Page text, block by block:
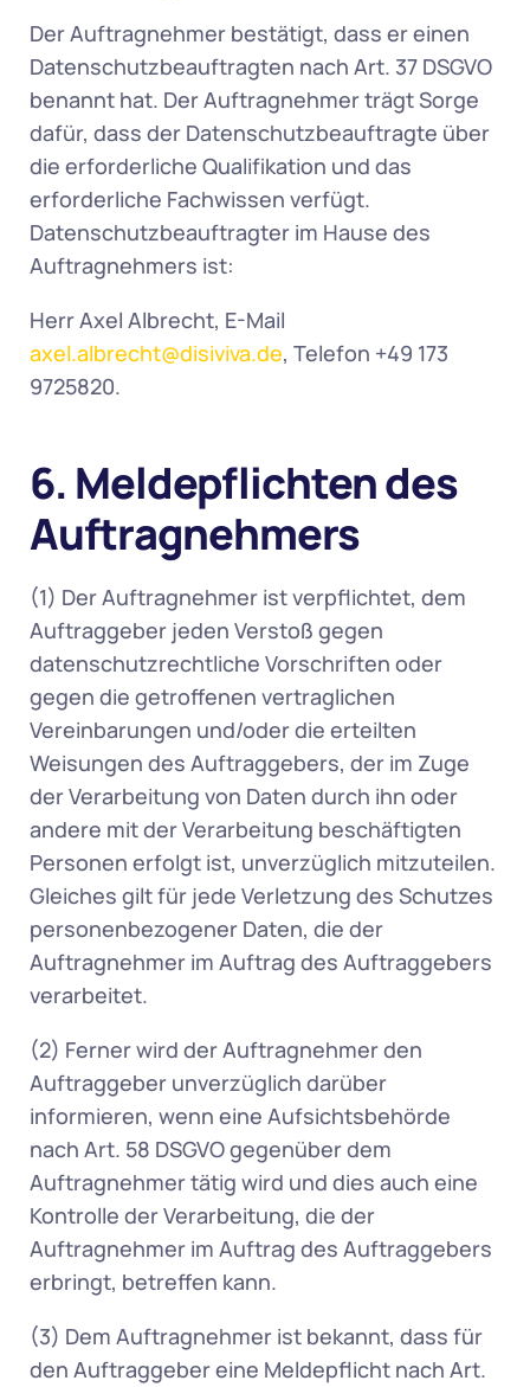
Der Auftragnehmer bestätigt, dass er einen
Datenschutzbeauftragten nach Art. 37 DSGVO
benannt hat. Der Auftragnehmer trägt Sorge
dafür, dass der Datenschutzbeauftragte über
die erforderliche Qualifikation und das
erforderliche Fachwissen verfügt.
Datenschutzbeauftragter im Hause des
Auftragnehmers ist:
axel.albrecht@disiviva.de, Telefon +49 173
9725820.
6. Meldepflichten des
Auftragnehmers
(1) Der Auftragnehmer ist verpflichtet, dem
Auftraggeber jeden Verstoß gegen
datenschutzrechtliche Vorschriften oder
gegen die getroffenen vertraglichen
Vereinbarungen und/oder die erteilten
Weisungen des Auftraggebers, der im Zuge
der Verarbeitung von Daten durch ihn oder
andere mit der Verarbeitung beschäftigten
Personen erfolgt ist, unverzüglich mitzuteilen.
Gleiches gilt für jede Verletzung des Schutzes
personenbezogener Daten, die der
Auftragnehmer im Auftrag des Auftraggebers
verarbeitet.
(2) Ferner wird der Auftragnehmer den
Auftraggeber unverzüglich darüber
informieren, wenn eine Aufsichtsbehörde
nach Art. 58 DSGVO gegenüber dem
Auftragnehmer tätig wird und dies auch eine
Kontrolle der Verarbeitung, die der
Auftragnehmer im Auftrag des Auftraggebers
erbringt, betreffen kann.
(3) Dem Auftragnehmer ist bekannt, dass für
den Auftraggeber eine Meldepflicht nach Art.